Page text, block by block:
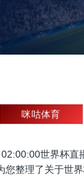
咪咕体育
世界杯直
您整理了关于世